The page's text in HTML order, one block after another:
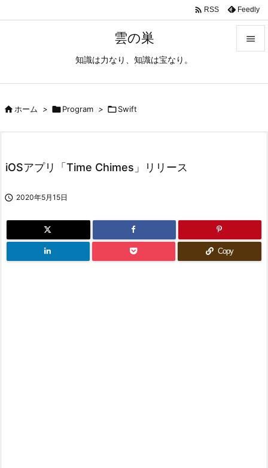
雲の巣
知識は力なり、知識は宝なり。

 RSS Feedly
ホーム > Program > Swift
iOSアプリ「Time Chimes」リリース
 2020年5月15日
Copy